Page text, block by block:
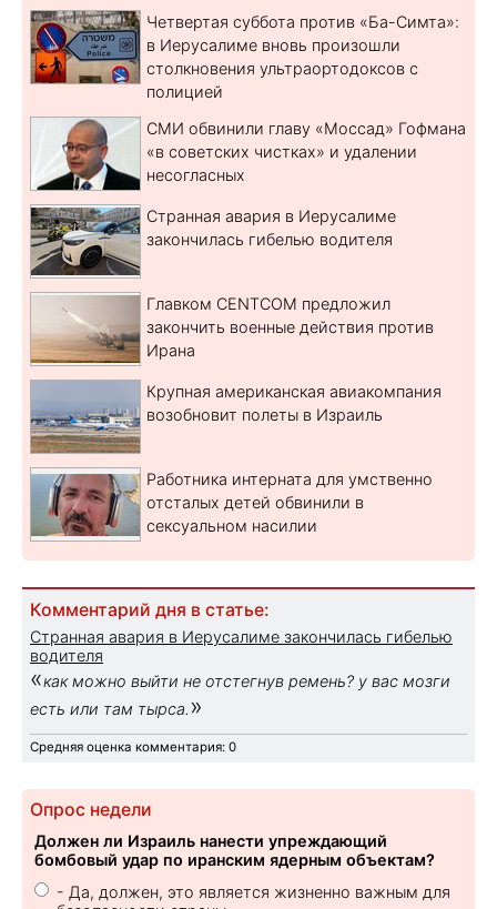
Четвертая суббота против «Ба-Симта»:
в Иерусалиме вновь произошли
столкновения ультраортодоксов с
полицией
СМИ обвинили главу «Моссад» Гофмана
«в советских чистках» и удалении
несогласных
Странная авария в Иерусалиме
закончилась гибелью водителя
Главком CENTCOM предложил
закончить военные действия против
Ирана
Крупная американская авиакомпания
возобновит полеты в Израиль
Работника интерната для умственно
отсталых детей обвинили в
сексуальном насилии
Комментарий дня в статье:
Странная авария в Иерусалиме закончилась гибелью
водителя
«как можно выйти не отстегнув ремень? у вас мозги
есть или там тырса. »
Средняя оценка комментария: 0
Опрос недели
Должен ли Израиль нанести упреждающий
бомбовый удар по иранским ядерным объектам?
- Да, должен, это является жизненно важным для